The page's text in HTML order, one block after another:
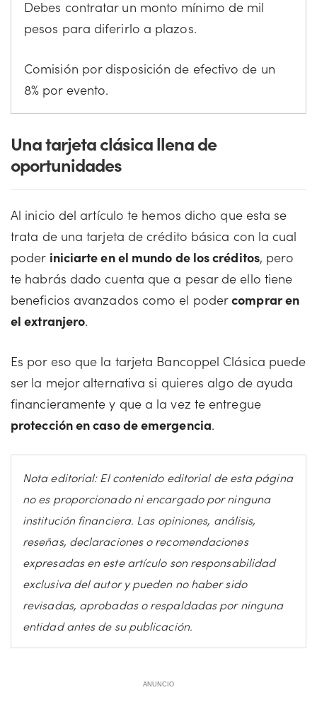
Debes contratar un monto mínimo de mil
pesos para diferirlo a plazos.
Comisión por disposición de efectivo de un
8% por evento.
Una tarjeta clásica llena de
oportunidades
Al inicio del artículo te hemos dicho que esta se
trata de una tarjeta de crédito básica con la cual
poder iniciarte en el mundo de los créditos, pero
te habrás dado cuenta que a pesar de ello tiene
beneficios avanzados como el podercomprar en
el extranjero.
Es por eso que la tarjeta Bancoppel Clásica puede
ser la mejor alternativa si quieres algo de ayuda
financieramente y que a la vez te entregue
protección en caso de emergencia.
Nota editorial: El contenido editorial de esta página
no es proporcionado ni encargado por ninguna
institución financiera. Las opiniones, análisis,
reseñas, declaraciones o recomendaciones
expresadas en este artículo son responsabilidad
exclusiva del autor y pueden no haber sido
revisadas, aprobadas o respaldadas por ninguna
entidad antes de su publicación.
ANUNCIO